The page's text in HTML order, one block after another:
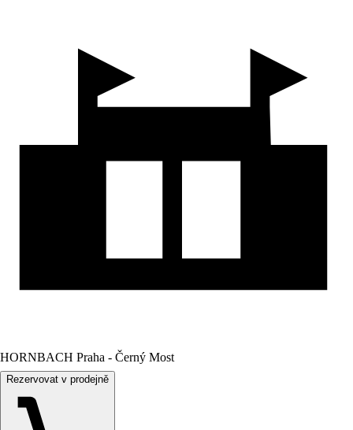
HORNBACH Praha - Černý Most
Rezervovat v prodejně